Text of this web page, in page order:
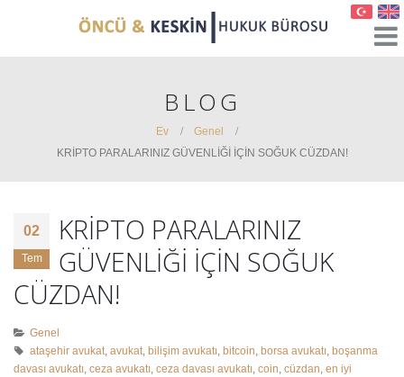
BLOG
Ev
Genel
KRİPTO PARALARINIZ GÜVENLİĞİ İÇİN SOĞUK CÜZDAN!
02
Tem
KRİPTO PARALARINIZ
GÜVENLİĞİ İÇİN SOĞUK
CÜZDAN!
Genel
ataşehir avukat, avukat, bilişim avukatı, bitcoin borsa avukatı, boşanma
davası avukatı ceza avukatı ceza davası avukatı coin cüzdan en iyi